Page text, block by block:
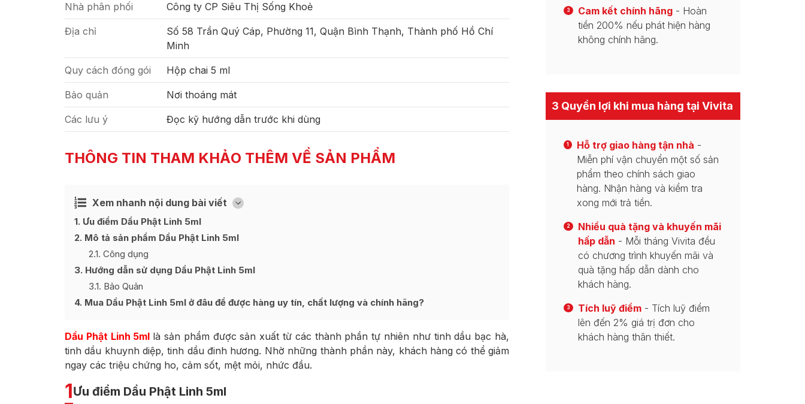
Nhà phân phối Công ty CP Siêu Thị Sống Khoẻ
Địa chỉ
Số 58 Trần Quý Cáp, Phường 11, Quận Bình Thạnh, Thành phố Hồ Chí
Minh
Quy cách đóng gói Hộp chai 5 ml
Bảo quản Nơi thoáng mát
Các lưu ý Đọc kỹ hướng dẫn trước khi dùng
THÔNG TIN THAM KHẢO THÊM VỀ SẢN PHẨM
Xem nhanh nội dung bài viết [
Ẩn
1 Ưu điểm Dầu Phật Linh 5ml
2 Mô tả sản phẩm Dầu Phật Linh 5ml
2.1 Công dụng
3 Hướng dẫn sử dụng Dầu Phật Linh 5ml
3.1 Bảo Quản
4 Mua Dầu Phật Linh 5ml ở đâu để được hàng uy tín, chất lượng và chính hãng?
Dầu Phật Linh 5ml là sản phẩm được sản xuất từ các thành phần tự nhiên như tinh dầu bạc hà,
tinh dầu khuynh diệp, tinh dầu đinh hương. Nhờ những thành phần này, khách hàng có thể giảm
ngay các triệu chứng ho, cảm sốt, mệt mỏi, nhức đầu.
1Ưu điểm Dầu Phật Linh 5ml
3 Cam kết chính hãng - Hoàn
tiền 200% nếu phát hiện hàng
không chính hãng.
3 Quyền lợi khi mua hàng tại Vivita
1 Hỗ trợ giao hàng tận nhà -
Miễn phí vận chuyển một số sản
phẩm theo chính sách giao
hàng. Nhận hàng và kiểm tra
xong mới trả tiền.
2
Nhiều quà tặng và khuyến mãi
hấp dẫn - Mỗi tháng Vivita đều
có chương trình khuyến mãi và
quà tặng hấp dẫn dành cho
khách hàng.
3 Tích luỹ điểm - Tích luỹ điểm
lên đến 2% giá trị đơn cho
khách hàng thân thiết.